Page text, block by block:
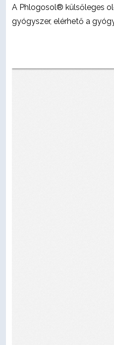
A Phlogosol® külsőleges
gyógyszer, elérhető a